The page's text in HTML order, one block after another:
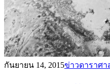
กันยายน 14, 2015ข่าวดาราศา